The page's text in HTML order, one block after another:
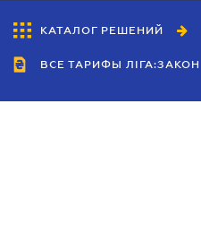
КАТАЛОГ РЕШЕНИЙ
ВСЕ ТАРИФЫ ЛІГА:ЗАКОН